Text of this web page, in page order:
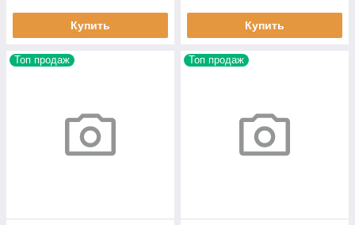
Купить Купить
Топ продаж Топ продаж